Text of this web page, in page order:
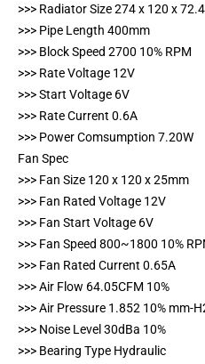
>>> Radiator Size 274 x 120 x
>>> Pipe Length 400mm
>>> Block Speed 2700 10% RPM
>>> Rate Voltage 12V
>>> Start Voltage 6V
>>> Rate Current 0.6A
>>> Power Comsumption 7.20W
Fan Spec
>>> Fan Size 120 x 120 x 25mm
>>> Fan Rated Voltage 12V
>>> Fan Start Voltage 6V
>>> Fan Speed 800~1800 10%
>>> Fan Rated Current 0.65A
>>> Air Flow 64.05CFM 10%
>>> Air Pressure 1.852 10% mm-
>>> Noise Level 30dBa 10%
>>> Bearing Type Hydraulic